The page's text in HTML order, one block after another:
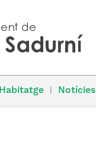
Habitatge Notícies